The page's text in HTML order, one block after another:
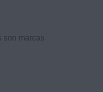
son marcas